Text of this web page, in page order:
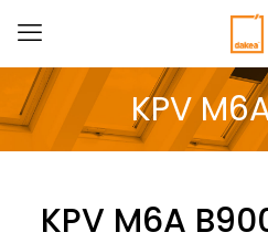
KPV
KPV M6A